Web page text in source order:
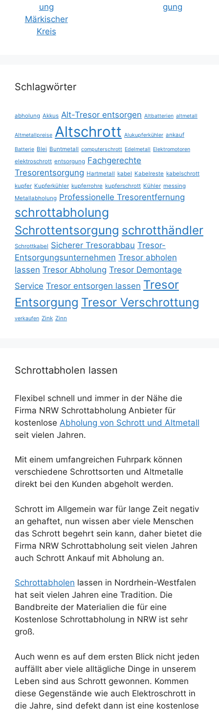
Schlagwörter
abholung Akkus Alt-Tresor entsorgen Altbatterien altmetall
Altmetallpreise Altschrott Alukupferkühler ankauf
Batterie Blei Buntmetall computerschrott Edelmetall Elektromotoren
elektroschrott entsorgung Fachgerechte
Tresorentsorgung Hartmetall kabel Kabelreste kabelschrott
kupfer Kupferkühler kupferrohre kupferschrott Kühler messing
Metallabholung Professionelle Tresorentfernung
schrottabholung
Schrottentsorgung schrotthändler
Schrottkabel Sicherer Tresorabbau Tresor-
Entsorgungsunternehmen Tresor abholen
lassen Tresor Abholung Tresor Demontage
Service Tresor entsorgen lassen Tresor
Entsorgung Tresor Verschrottung
verkaufen Zink Zinn
Schrottabholen lassen
Flexibel schnell und immer in der Nähe die
Firma NRW Schrottabholung Anbieter für
kostenlose Abholung von Schrott und Altmetall
seit vielen Jahren.
Mit einem umfangreichen Fuhrpark können
verschiedene Schrottsorten und Altmetalle
direkt bei den Kunden abgeholt werden.
Schrott im Allgemein war für lange Zeit negativ
an gehaftet, nun wissen aber viele Menschen
das Schrott begehrt sein kann, daher bietet die
Firma NRW Schrottabholung seit vielen Jahren
auch Schrott Ankauf mit Abholung an.
Schrottabholen lassen in Nordrhein-Westfalen
hat seit vielen Jahren eine Tradition. Die
Bandbreite der Materialien die für eine
Kostenlose Schrottabholung in NRW ist sehr
groß.
Auch wenn es auf dem ersten Blick nicht jeden
auffällt aber viele alltägliche Dinge in unserem
Leben sind aus Schrott gewonnen. Kommen
diese Gegenstände wie auch Elektroschrott in
die Jahre, sind defekt dann ist eine kostenlose